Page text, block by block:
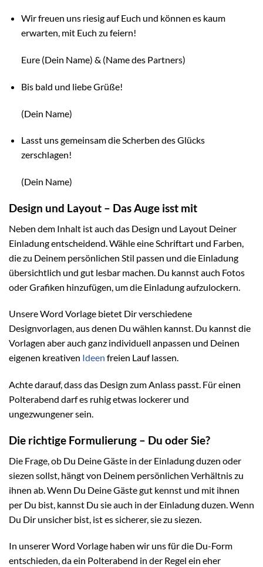
Wir freuen uns riesig auf Euch und können es kaum
erwarten, mit Euch zu feiern!
Eure (Dein Name) & (Name des Partners)
Bis bald und liebe Grüße!
(Dein Name)
Lasst uns gemeinsam die Scherben des Glücks
zerschlagen!
(Dein Name)
Design und Layout – Das Auge isst mit
Neben dem Inhalt ist auch das Design und Layout Deiner
Einladung entscheidend. Wähle eine Schriftart und Farben,
die zu Deinem persönlichen Stil passen und die Einladung
übersichtlich und gut lesbar machen. Du kannst auch Fotos
oder Grafiken hinzufügen, um die Einladung aufzulockern.
Unsere Word Vorlage bietet Dir verschiedene
Designvorlagen, aus denen Du wählen kannst. Du kannst die
Vorlagen aber auch ganz individuell anpassen und Deinen
eigenen kreativen Ideen freien Lauf lassen.
Achte darauf, dass das Design zum Anlass passt. Für einen
Polterabend darf es ruhig etwas lockerer und
ungezwungener sein.
Die richtige Formulierung – Du oder Sie?
Die Frage, ob Du Deine Gäste in der Einladung duzen oder
siezen sollst, hängt von Deinem persönlichen Verhältnis zu
ihnen ab. Wenn Du Deine Gäste gut kennst und mit ihnen
per Du bist, kannst Du sie auch in der Einladung duzen. Wenn
Du Dir unsicher bist, ist es sicherer, sie zu siezen.
In unserer Word Vorlage haben wir uns für die Du-Form
entschieden, da ein Polterabend in der Regel ein eher